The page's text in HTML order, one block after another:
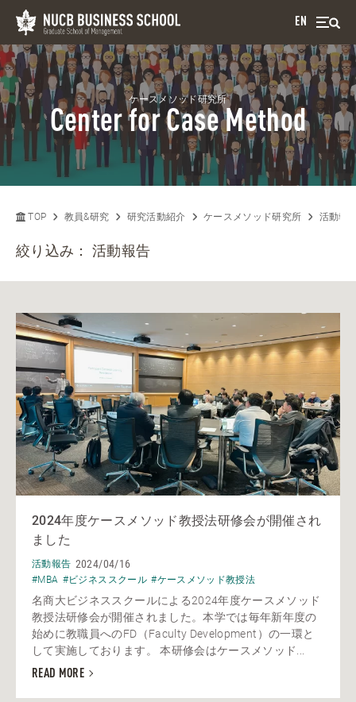
EN
ケースメソッド研究所
Center for Case Method
TOP 教員&研究 研究活動紹介 ケースメソッド研究所 活動報
絞り込み：活動報告
2024年度ケースメソッド教授法研修会が開催され
ました
活動報告 2024/04/16
#MBA #ビジネススクール #ケースメソッド教授法
名商大ビジネススクールによる2024年度ケースメソッド
教授法研修会が開催されました。本学では毎年新年度の
始めに教職員へのFD（Faculty Development）の一環と
して実施しております。 本研修会はケースメソッド...
READ MORE